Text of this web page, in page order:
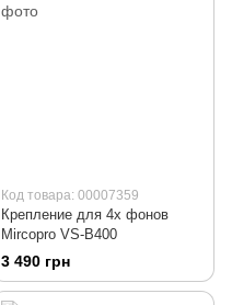
Код товара: 00007359
Крепление для 4х фонов
Mircopro VS-B400
3 490 грн